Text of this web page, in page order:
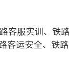
客服实训、铁路
客运安全、铁路